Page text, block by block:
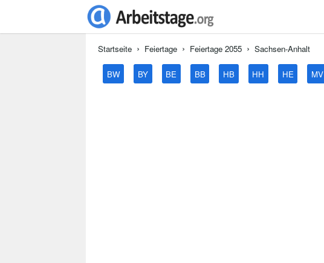
Startseite Feiertage Feiertage 2055 Sachsen-Anhalt
BW BY BE BB HB HH HE MV